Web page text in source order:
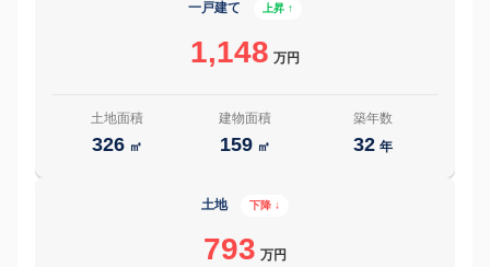
一戸建て 上昇 ↑
1,148 万円
土地面積
326 ㎡
建物面積
159 ㎡
築年数
32 年
土地 下降 ↓
793 万円